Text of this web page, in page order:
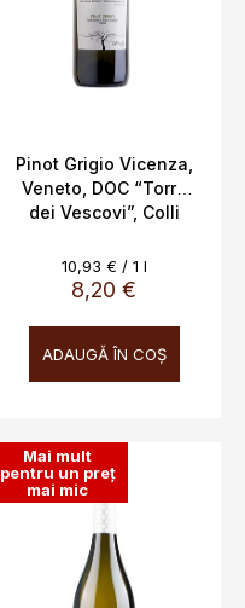
Pinot Grigio Vicenza,
Veneto, DOC “Torre
dei Vescovi”, Colli
8,20 €
Evaluare
preţ:
10,93 € / 1 l
ADAUGĂ ÎN COŞ
Mai mult
pentru un preț
mai mic